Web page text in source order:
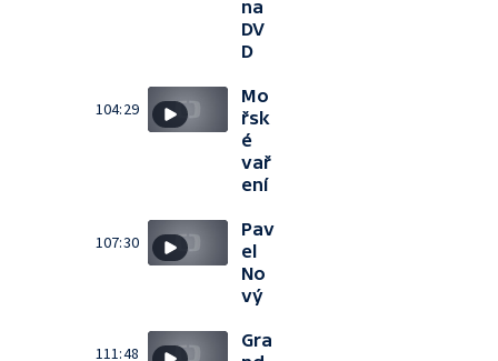
na
DV
D
104:29
Mo
řsk
é
vař
ení
107:30
Pav
el
No
vý
111:48
Gra